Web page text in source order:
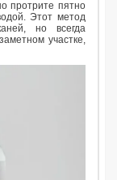
протрите пятно
Этот метод
но всегда
участке,